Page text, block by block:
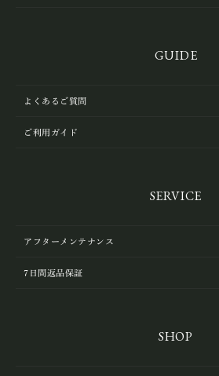
GUIDE
よくあるご質問
ご利用ガイド
SERVICE
アフターメンテナンス
7日間返品保証
SHOP